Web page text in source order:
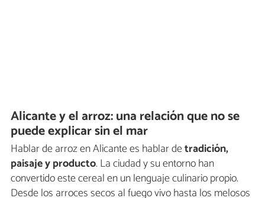
Alicante y el arroz: una relación que no se
puede explicar sin el mar
Hablar de arroz en Alicante es hablar detradición,
paisaje y producto. La ciudad y su entorno han
convertido este cereal en un lenguaje culinario propio.
Desde los arroces secos al fuego vivo hasta los melosos